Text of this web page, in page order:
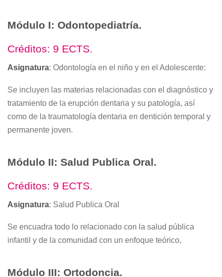
Módulo I: Odontopediatría.
Créditos: 9 ECTS.
Asignatura: Odontología en el niño y en el Adolescente:
Se incluyen las materias relacionadas con el diagnóstico y
tratamiento de la erupción dentaria y su patología, así
como de la traumatología dentaria en dentición temporal y
permanente joven.
Módulo II: Salud Publica Oral.
Créditos: 9 ECTS.
Asignatura: Salud Publica Oral
Se encuadra todo lo relacionado con la salud pública
infantil y de la comunidad con un enfoque teórico,
Módulo III: Ortodoncia.